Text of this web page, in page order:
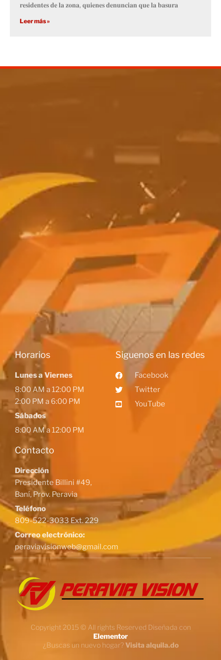
𝐫𝐞𝐬𝐢𝐝𝐞𝐧𝐭𝐞𝐬 𝐝𝐞 𝐥𝐚 𝐳𝐨𝐧𝐚, 𝐪𝐮𝐢𝐞𝐧𝐞𝐬 𝐝𝐞𝐧𝐮𝐧𝐜𝐢𝐚𝐧 𝐪𝐮𝐞 𝐥𝐚 𝐛𝐚𝐬𝐮𝐫𝐚
Leer más »
Horarios
Lunes a Viernes
8:00 AM a 12:00 PM
2:00 PM a 6:00 PM
Sábados
8:00 AM a 12:00 PM
Contacto
Dirección
Presidente Billini #49,
Baní, Prov. Peravia
Teléfono
809-522-3033 Ext. 229
Correo electrónico:
peraviavisionweb@gmail.com
Siguenos en las redes
Facebook
Twitter
YouTube
Copyright 2015 © All rights Reserved Diseñada con
Elementor
¿Buscas un nuevo hogar?Visita alquila.do